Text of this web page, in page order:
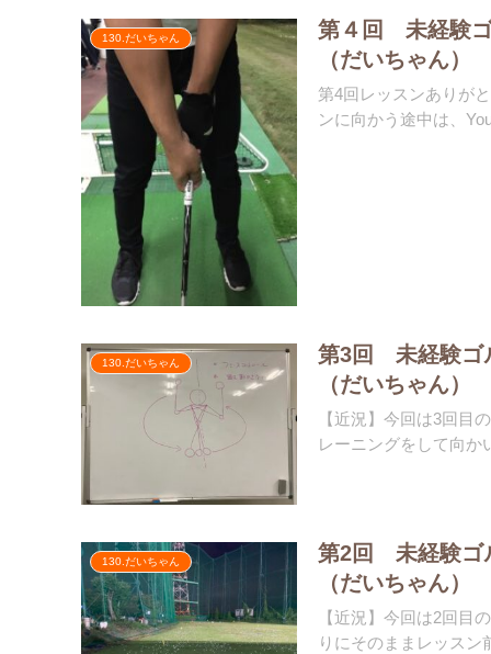
130.だいちゃん
第４回 未経験
（だいちゃん）
第4回レッスンありが
ンに向かう途中は、
130.だいちゃん
第3回 未経験ゴ
（だいちゃん）
【近況】今回は3回目
レーニングをして向か
130.だいちゃん
第2回 未経験ゴ
（だいちゃん）
【近況】今回は2回目
りにそのままレッスン